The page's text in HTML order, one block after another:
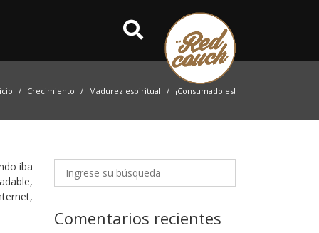
Crecimiento Madurez espiritual ¡Consumado es!
iba
Comentarios recientes